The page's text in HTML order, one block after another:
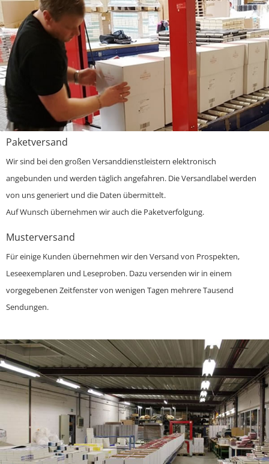
Paketversand
Wir sind bei den großen Versanddienstleistern elektronisch
angebunden und werden täglich angefahren. Die Versandlabel werden
von uns generiert und die Daten übermittelt.
Auf Wunsch übernehmen wir auch die Paketverfolgung.
Musterversand
Für einige Kunden übernehmen wir den Versand von Prospekten,
Leseexemplaren und Leseproben. Dazu versenden wir in einem
vorgegebenen Zeitfenster von wenigen Tagen mehrere Tausend
Sendungen.